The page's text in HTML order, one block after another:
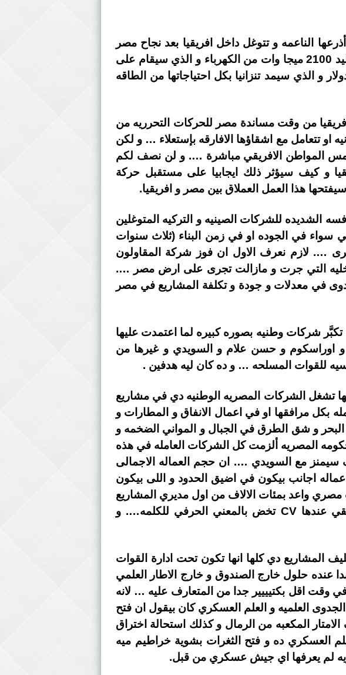
الناعمه و تتوغل داخل افريقيا بعد نجاح مصر
في الحصول على عقد بناء اكبر سد مائي في تنزانيا “ستيجلر جورج ” لتوليد 2100 ميجا وات من الكهرباء و الذي سيقام على
الشركه الوطنيه المقاولون العرب بقيمة 3.6 مليار دولار و الذي سيمد تنزانيا بكل احتياجاتها من الطاقه
من وقت مساندة مصر للحركات التحرريه من
او تتعامل مع اشقاؤها الافارقه بإستعلاء … و لكن
تمس المواطن الافريقي مباشرة …. و لن نصف لكم
و كيف سيؤثر ذلك ايجابيا على مستقبل حركة
هذا العمل العملاق بين مصر و افريقيا.
الشديده للشركات الصينيه و التركيه المتوغلين
في الجوده او في زمن البناء (ثلاث سنوات
لازم نعرف الاول ان فوز شركة المقاولون
التي جرت و مازالت تجرى على ارض مصر ….
في معدلات و جودة و تكلفة المشاريع في مصر
شركات وطنيه بصوره كبيره لما اعتمدت عليها
اوراسكوم و حسن علام و السويدي و غيرها من
للقوات المسلحه … و ده كان ليه هدفين .
تشغل الشركات المصريه الوطنيه دي في مشاريع
بكل مرافقها او في اعمال الانفاق و المطارات و
و شق الطرق في الجبال و المواني الضخمه و
المصريه ألزمت كل الشركات العامله في هذه
سيمنز مع السويدي …. ان حجم العماله الاجمالى
استقدام عماله اجانب بيكون في اضيق الحدود و اللى بيكون
واعد بمئات الالاف من اول مديري المشاريع
و حتي مستوى العماله اليوميه …. حتي وصلت الشركات دي الى ان بقي عندها CV تخض بالمعني الحرفي للكلمه…. و
دي كلها انها تكون تحت ادارة القوات
عنده حلول خارج الصندوق و خارج الاطار العلمي
وقت اقل بكتيييير جدا من المتعارف عليه … لانه
العلميه و العلم العسكري كان بيقول ان فتح
الامتار المكعبه من الرمال و كذلك استحالة اختراق
العسكري ده و فتح الثغرات بشوية خراطيم ميه
لم يعرفها اي جيش عسكري من قبل.